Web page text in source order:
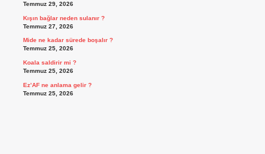
Temmuz 29, 2026
Kışın bağlar neden sulanır ?
Temmuz 27, 2026
Mide ne kadar sürede boşalır ?
Temmuz 25, 2026
Koala saldirir mi ?
Temmuz 25, 2026
Ez’AF ne anlama gelir ?
Temmuz 25, 2026